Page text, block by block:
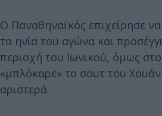
Ο Παναθηναϊκός επιχείρησε
τα ηνία του αγώνα και
περιοχή του Ιωνικού, όμως
«μπλόκαρε» το σουτ του
αριστερά.